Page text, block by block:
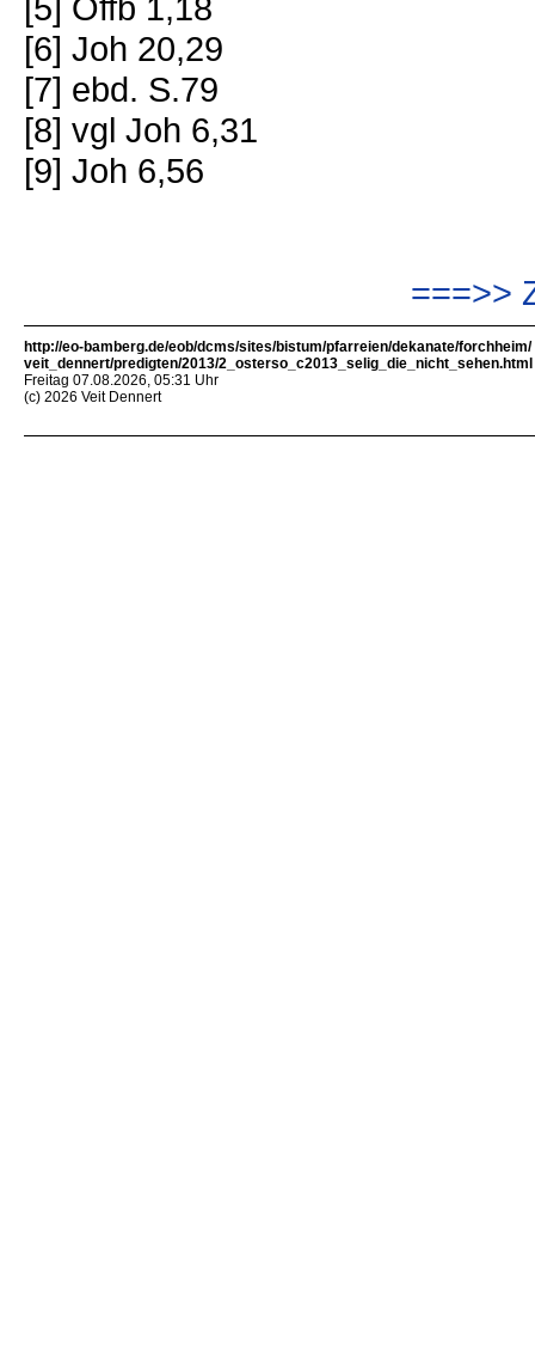
[6] Joh 20,29
[7] ebd. S.79
[8] vgl Joh 6,31
[9] Joh 6,56
===>>
http://eo-bamberg.de/eob/dcms/sites/bistum/pfarreien/dekanate/forchheim/
veit_dennert/predigten/2013/2_osterso_c2013_selig_die_nicht_sehen.html
Freitag 07.08.2026, 05:31 Uhr
(c) 2026 Veit Dennert